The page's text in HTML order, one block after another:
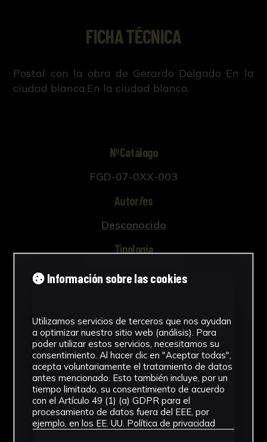
FICHA TÉCNICA
Postal con la obra de Gerardo Delgado En la
ciudad blanca.En la ciudad blanca.
NºCatálogo
FGD-07-0XX-003
Autor/es
Desconocido
Tipología
Documento
1991 - 1992
Técnica
Impresión
Materiales
Cartulina
Ver más
Información sobre las cookies
Utilizamos servicios de terceros que nos ayudan
a optimizar nuestro sitio web (análisis). Para
poder utilizar estos servicios, necesitamos su
consentimiento. Al hacer clic en "Aceptar todas",
acepta voluntariamente el tratamiento de datos
antes mencionado. Esto también incluye, por un
tiempo limitado, su consentimiento de acuerdo
con el Artículo 49 (1) (a) GDPR para el
procesamiento de datos fuera del EEE, por
ejemplo, en los EE. UU. Política de privacidad